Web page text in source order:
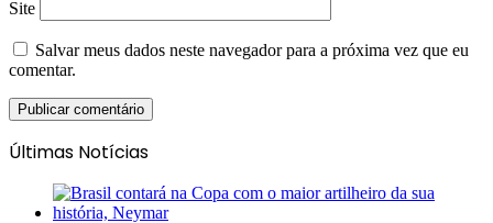
Site
Salvar meus dados neste navegador para a próxima vez que eu
comentar.
Últimas Notícias